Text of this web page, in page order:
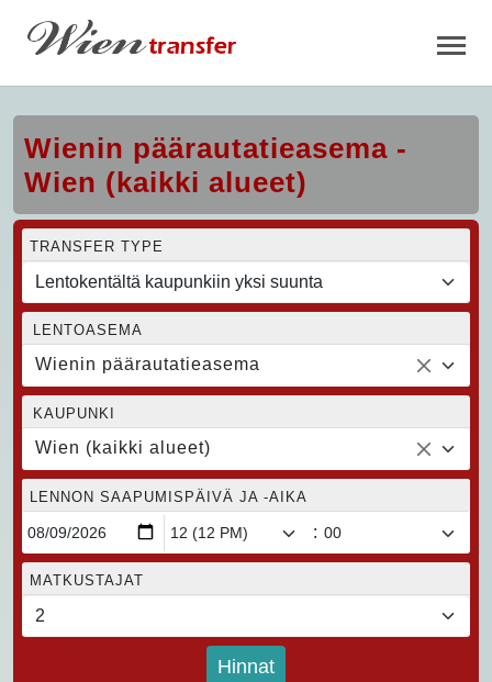
Wienin päärautatieasema -
Wien (kaikki alueet)
TRANSFER TYPE
LENTOASEMA
Wienin päärautatieasema
KAUPUNKI
Wien (kaikki alueet)
LENNON SAAPUMISPÄIVÄ JA -AIKA
:
MATKUSTAJAT
Hinnat